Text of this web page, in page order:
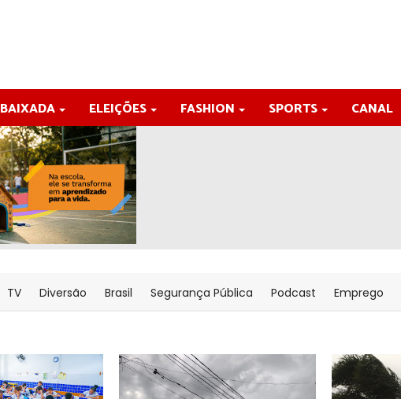
BAIXADA ELEIÇÕES FASHION SPORTS CANAL
TV Diversão Brasil Segurança Pública Podcast Emprego